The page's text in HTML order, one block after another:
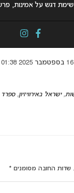
שימת דגש על אמינות,
,ישראל באירוויזיון,ספרד
שדות החובה מסומנים *